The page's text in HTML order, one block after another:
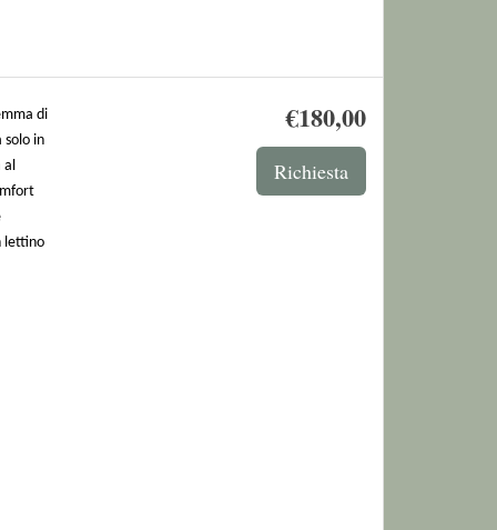
di
in
al
lettino
€180,00